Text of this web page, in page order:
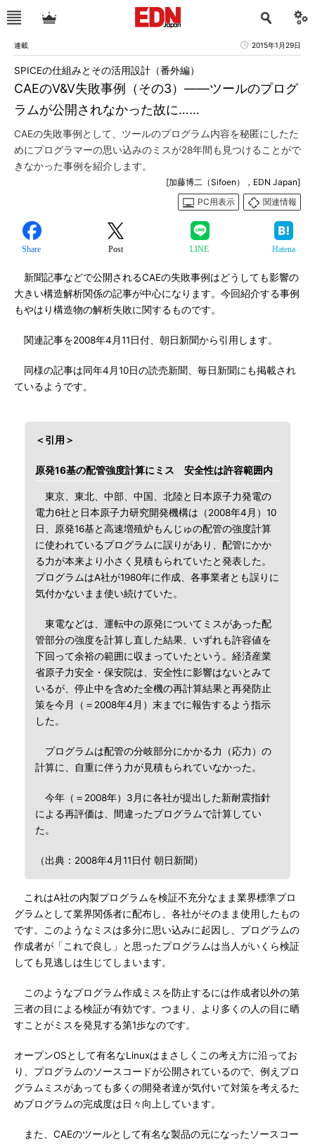
連載 2015年1月29日
CAEのV&V失敗事例（その3）――ツールのプログ
ラムが公開されなかった故に……
SPICEの仕組みとその活用設計（番外編）
CAEの失敗事例として、ツールのプログラム内容を秘匿にしたた
めにプログラマーの思い込みのミスが28年間も見つけることがで
きなかった事例を紹介します。
[加藤博二（Sifoen），EDN Japan]
PC用表示
関連情報
Share Post LINE Hatena
新聞記事などで公開されるCAEの失敗事例はどうしても影響の
大きい構造解析関係の記事が中心になります。今回紹介する事例
もやはり構造物の解析失敗に関するものです。
関連記事を2008年4月11日付、朝日新聞から引用します。
同様の記事は同年4月10日の読売新聞、毎日新聞にも掲載され
ているようです。
＜引用＞
原発16基の配管強度計算にミス 安全性は許容範囲内
東京、東北、中部、中国、北陸と日本原子力発電の
電力6社と日本原子力研究開発機構は（2008年4月）10
日、原発16基と高速増殖炉もんじゅの配管の強度計算
に使われているプログラムに誤りがあり、配管にかか
る力が本来より小さく見積もられていたと発表した。
プログラムはA社が1980年に作成、各事業者とも誤りに
気付かないまま使い続けていた。
東電などは、運転中の原発についてミスがあった配
管部分の強度を計算し直した結果、いずれも許容値を
下回って余裕の範囲に収まっていたという。経済産業
省原子力安全・保安院は、安全性に影響はないとみて
いるが、停止中を含めた全機の再計算結果と再発防止
策を今月（＝2008年4月）末までに報告するよう指示
した。
プログラムは配管の分岐部分にかかる力（応力）の
計算に、自重に伴う力が見積もられていなかった。
今年（＝2008年）3月に各社が提出した新耐震指針
による再評価は、間違ったプログラムで計算してい
た。
（出典：2008年4月11日付 朝日新聞）
これはA社の内製プログラムを検証不充分なまま業界標準プロ
グラムとして業界関係者に配布し、各社がそのまま使用したもの
です。このようなミスは多分に思い込みに起因し、プログラムの
作成者が「これで良し」と思ったプログラムは当人がいくら検証
しても見逃しは生じてしまいます。
このようなプログラム作成ミスを防止するには作成者以外の第
三者の目による検証が有効です。つまり、より多くの人の目に晒
すことがミスを発見する第1歩なのです。
オープンOSとして有名なLinuxはまさしくこの考え方に沿ってお
り、プログラムのソースコードが公開されているので、例えプロ
グラムミスがあっても多くの開発者達が気付いて対策を考えるた
めプログラムの完成度は日々向上しています。
また、CAEのツールとして有名な製品の元になったソースコー